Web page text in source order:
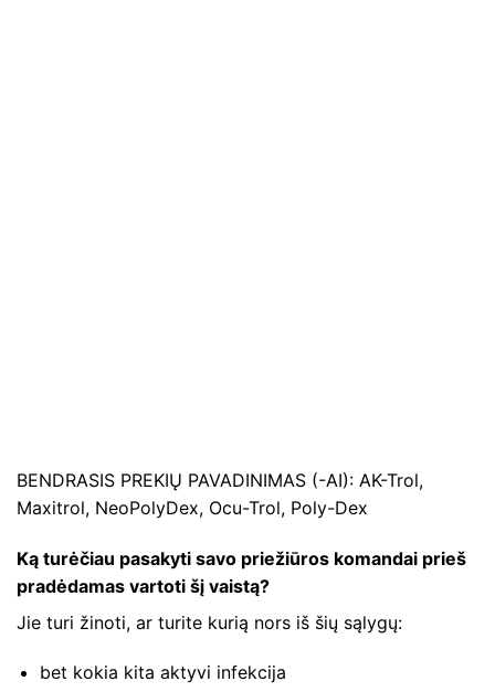
BENDRASIS PREKIŲ PAVADINIMAS (-AI): AK-Trol,
Maxitrol, NeoPolyDex, Ocu-Trol, Poly-Dex
Ką turėčiau pasakyti savo priežiūros komandai prieš
pradėdamas vartoti šį vaistą?
Jie turi žinoti, ar turite kurią nors iš šių sąlygų:
bet kokia kita aktyvi infekcija